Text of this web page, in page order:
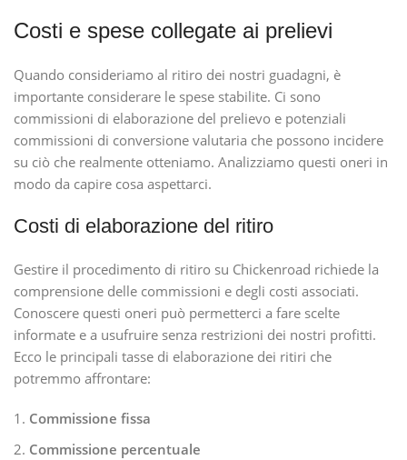
Costi e spese collegate ai prelievi
Quando consideriamo al ritiro dei nostri guadagni, è
importante considerare le spese stabilite. Ci sono
commissioni di elaborazione del prelievo e potenziali
commissioni di conversione valutaria che possono incidere
su ciò che realmente otteniamo. Analizziamo questi oneri in
modo da capire cosa aspettarci.
Costi di elaborazione del ritiro
Gestire il procedimento di ritiro su Chickenroad richiede la
comprensione delle commissioni e degli costi associati.
Conoscere questi oneri può permetterci a fare scelte
informate e a usufruire senza restrizioni dei nostri profitti.
Ecco le principali tasse di elaborazione dei ritiri che
potremmo affrontare:
Commissione fissa
Commissione percentuale